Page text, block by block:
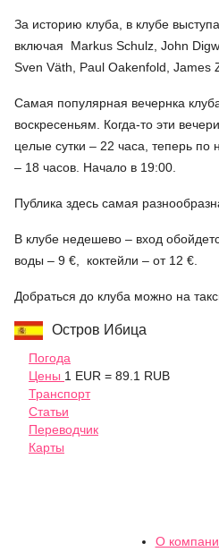
За историю клуба, в клубе
включая Markus Schulz, John
Sven Väth, Paul Oakenfold, James
Самая популярная вечернка
воскресеньям. Когда-то эти
целые сутки – 22 часа, теперь
– 18 часов. Начало в 19:00.
Публика здесь самая
В клубе недешево – вход
воды – 9 €, коктейли – от 12 €.
Добраться до клуба можно на
Остров Ибица
Погода
Цены 1 EUR = 89.1 RUB
Транспорт
Статьи
Переводчик
Карты
О